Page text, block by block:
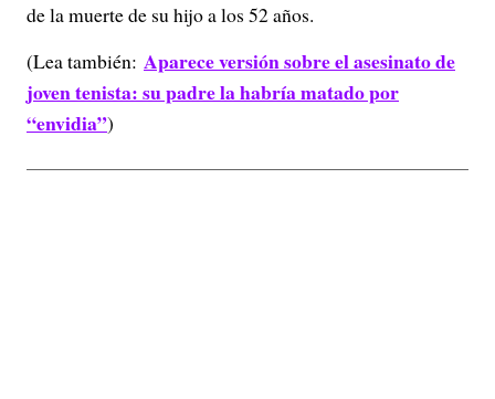
de la muerte de su hijo a los 52 años.
(Lea también: Aparece versión sobre el asesinato de
joven tenista: su padre la habría matado por
“envidia”)